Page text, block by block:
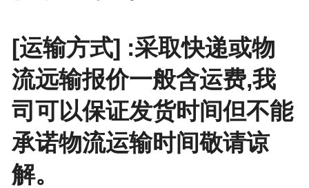
[运输方式] :采取快递或物
流远输报价一般含运费,我
司可以保证发货时间但不能
承诺物流运输时间敬请谅
解。